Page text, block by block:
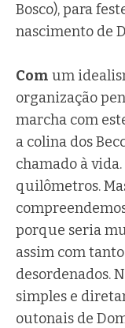
Bosco), para
nascimento de
Com um
organização
marcha com
a colina dos
chamado à
quilômetros.
porque seria
assim com
desordenados.
simples e
outonais de